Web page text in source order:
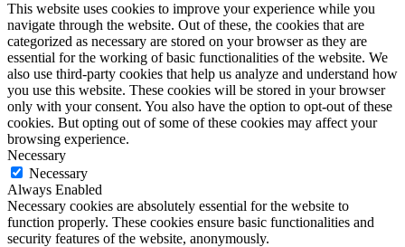
This website uses cookies to improve your experience while you
navigate through the website. Out of these, the cookies that are
categorized as necessary are stored on your browser as they are
essential for the working of basic functionalities of the website. We
also use third-party cookies that help us analyze and understand how
you use this website. These cookies will be stored in your browser
only with your consent. You also have the option to opt-out of these
cookies. But opting out of some of these cookies may affect your
browsing experience.
Necessary
Necessary
Always Enabled
Necessary cookies are absolutely essential for the website to
function properly. These cookies ensure basic functionalities and
security features of the website, anonymously.